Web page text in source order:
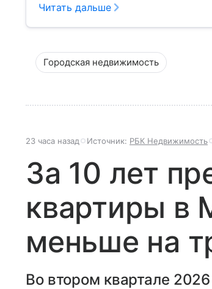
Читать дальше
Городская недвижимость
23 часа назад Источник: РБК Недвижимость
За 10 лет
квартиры в
меньше на
Во втором квартале